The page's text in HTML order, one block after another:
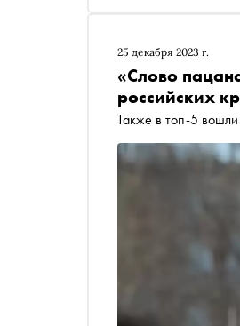
25 декабря 2023 г.
«Слово
российских
Также в топ-5